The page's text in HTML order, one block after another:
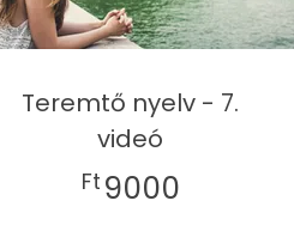
Teremtő nyelv - 7.
videó
Ft 9000